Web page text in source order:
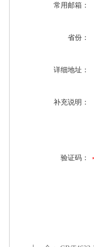
常用邮箱：
省份：
详细地址：
补充说明：
验证码：